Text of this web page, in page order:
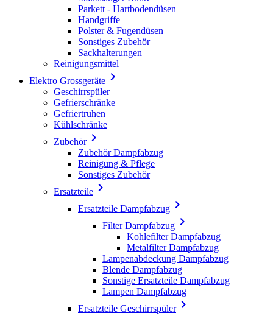
Parkett - Hartbodendüsen
Handgriffe
Polster & Fugendüsen
Sonstiges Zubehör
Sackhalterungen
Reinigungsmittel
Elektro Grossgeräte 
Geschirrspüler
Gefrierschränke
Gefriertruhen
Kühlschränke
Zubehör
Zubehör Dampfabzug
Reinigung & Pflege
Sonstiges Zubehör
Ersatzteile 
Ersatzteile Dampfabzug 
Filter Dampfabzug 
Kohlefilter Dampfabzug
Metalfilter Dampfabzug
Lampenabdeckung Dampfabzug
Blende Dampfabzug
Sonstige Ersatzteile Dampfabzug
Lampen Dampfabzug
Ersatzteile Geschirrspüler